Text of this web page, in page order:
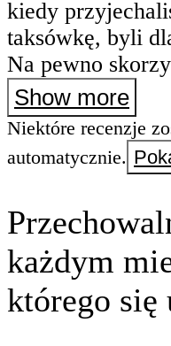
kiedy
taksówkę, byli
Na pewno
odwiedzimy
Show more
Niektóre recenzje
automatycznie.
każdym
którego się